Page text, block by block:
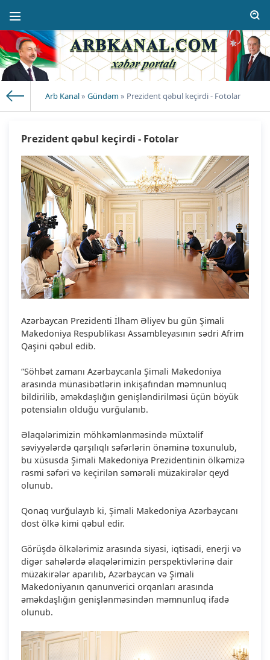
Arb Kanal» Gündəm » Prezident qəbul keçirdi - Fotolar
Prezident qəbul keçirdi - Fotolar
Azərbaycan Prezidenti İlham Əliyev bu gün Şimali
Makedoniya Respublikası Assambleyasının sədri Afrim
Qaşini qəbul edib.
“Söhbət zamanı Azərbaycanla Şimali Makedoniya
arasında münasibətlərin inkişafından məmnunluq
bildirilib, əməkdaşlığın genişləndirilməsi üçün böyük
potensialın olduğu vurğulanıb.
Əlaqələrimizin möhkəmlənməsində müxtəlif
səviyyələrdə qarşılıqlı səfərlərin önəminə toxunulub,
bu xüsusda Şimali Makedoniya Prezidentinin ölkəmizə
rəsmi səfəri və keçirilən səmərəli müzakirələr qeyd
olunub.
Qonaq vurğulayıb ki, Şimali Makedoniya Azərbaycanı
dost ölkə kimi qəbul edir.
Görüşdə ölkələrimiz arasında siyasi, iqtisadi, enerji və
digər sahələrdə əlaqələrimizin perspektivlərinə dair
müzakirələr aparılıb, Azərbaycan və Şimali
Makedoniyanın qanunverici orqanları arasında
əməkdaşlığın genişlənməsindən məmnunluq ifadə
olunub.